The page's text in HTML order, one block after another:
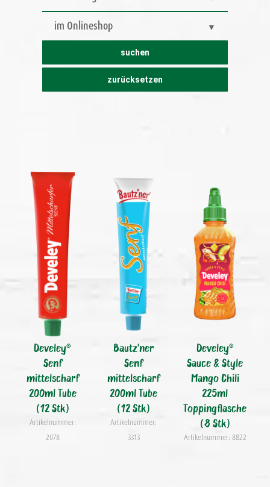
im Onlineshop
Develey®
Senf
mittelscharf
200ml Tube
(12 Stk)
Artikelnummer:
2078
Bautz'ner
Senf
mittelscharf
200ml Tube
(12 Stk)
Artikelnummer:
3313
Develey®
Sauce & Style
Mango Chili
225ml
Toppingflasche
(8 Stk)
Artikelnummer: 8822